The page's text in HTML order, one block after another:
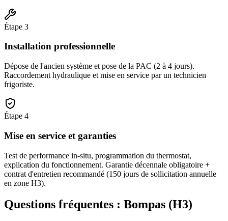
Étape 3
Installation professionnelle
Dépose de l'ancien système et pose de la PAC (2 à 4 jours).
Raccordement hydraulique et mise en service par un technicien
frigoriste.
Étape 4
Mise en service et garanties
Test de performance in-situ, programmation du thermostat,
explication du fonctionnement. Garantie décennale obligatoire +
contrat d'entretien recommandé (150 jours de sollicitation annuelle
en zone H3).
Questions fréquentes : Bompas (H3)